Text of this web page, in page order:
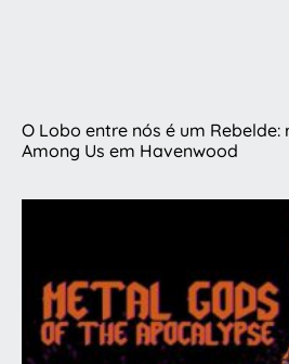
O Lobo entre nós é um
Among Us em Havenwood